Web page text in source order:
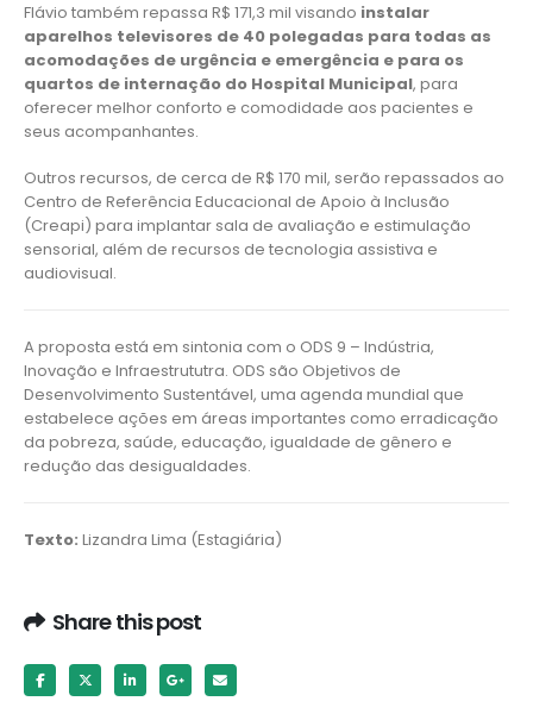
Flávio também repassa R$ 171,3 mil visando instalar
aparelhos televisores de 40 polegadas para todas as
acomodações de urgência e emergência e para os
quartos de internação do Hospital Municipal, para
oferecer melhor conforto e comodidade aos pacientes e
seus acompanhantes.
Outros recursos, de cerca de R$ 170 mil, serão repassados ao
Centro de Referência Educacional de Apoio à Inclusão
(Creapi) para implantar sala de avaliação e estimulação
sensorial, além de recursos de tecnologia assistiva e
audiovisual.
A proposta está em sintonia com o ODS 9 – Indústria,
Inovação e Infraestrututra. ODS são Objetivos de
Desenvolvimento Sustentável, uma agenda mundial que
estabelece ações em áreas importantes como erradicação
da pobreza, saúde, educação, igualdade de gênero e
redução das desigualdades.
Texto: Lizandra Lima (Estagiária)
Share this post